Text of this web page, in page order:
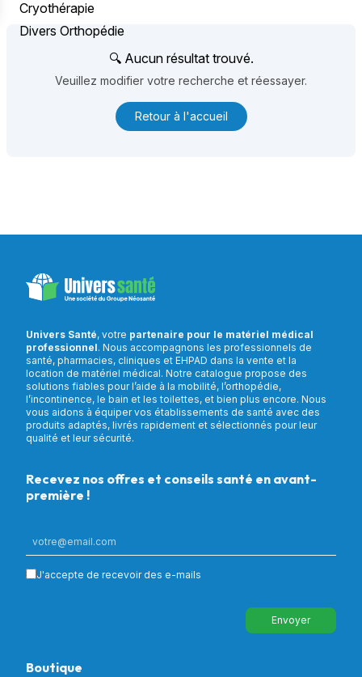
Cryothérapie
Divers Orthopédie
🔍 Aucun résultat trouvé.
Veuillez modifier votre recherche et réessayer.
Retour à l'accueil
Univers Santé, votre partenaire pour le matériel médical
professionnel. Nous accompagnons les professionnels de
santé, pharmacies, cliniques et EHPAD dans la vente et la
location de matériel médical. Notre catalogue propose des
solutions fiables pour l’aide à la mobilité, l’orthopédie,
l’incontinence, le bain et les toilettes, et bien plus encore. Nous
vous aidons à équiper vos établissements de santé avec des
produits adaptés, livrés rapidement et sélectionnés pour leur
qualité et leur sécurité.
Recevez nos offres et conseils santé en avant-
première !
J'accepte de recevoir des e-mails
Envoyer
Boutique